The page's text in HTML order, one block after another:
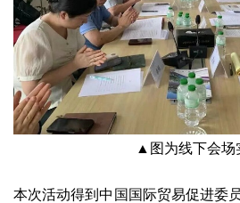
▲图为线下会场
本次活动得到中国国际贸易促进委